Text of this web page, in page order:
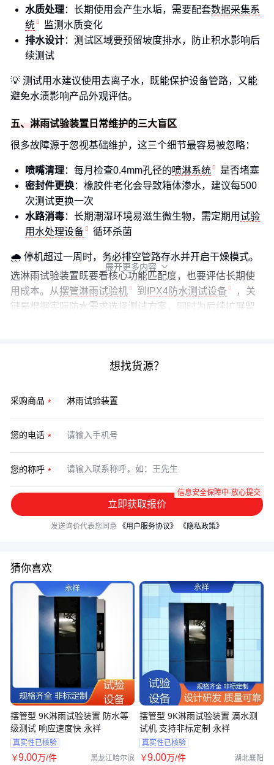
水质处理：长期使用会产生水垢，需要配套数据采集系
统
监测水质变化
排水设计：测试区域要预留坡度排水，防止积水影响后
续测试
💡 测试用水建议使用去离子水，既能保护设备管路，又能
避免水渍影响产品外观评估。
五、淋雨试验装置日常维护的三大盲区
很多故障源于忽视基础维护，这三个细节最容易被忽略：
喷嘴清理：每月检查0.4mm孔径的喷淋系统
是否堵塞
密封件更换：橡胶件老化会导致箱体渗水，建议每500
次测试更换一次
水路消毒：长期潮湿环境易滋生微生物，需定期用试验
用水处理设备
循环杀菌
🌧️ 停机超过一周时，务必排空管路存水并开启干燥模式。
选淋雨试验装置既要看核心功能匹配度，也要评估长期使
用成本。从摆管淋雨试验机 到 IPX4防水测试设备
，关
键是根据实际防水需求选择测试方案，同时为后续扩展留
展开更多内容 
想找货源？
采购商品
您的电话
您的称呼
立即获取报价
信息安全保障中·放心提交
发送询价代表您同意 《用户服务协议》 《隐私政策》
猜你喜欢
摆管型 9K淋雨试验装置 防水等
级测试 响应速度快 永祥
真实性已核验
￥9.00万/件 黑龙江哈尔滨
摆管型 9K淋雨试验装置 滴水测
试机 支持非标定制 永祥
真实性已核验
￥9.00万/件 湖北襄阳